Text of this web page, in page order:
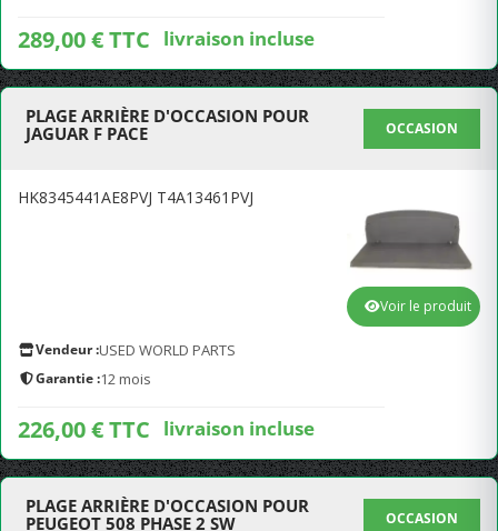
289,00 € TTC livraison incluse
PLAGE ARRIÈRE D'OCCASION POUR
JAGUAR F PACE
OCCASION
HK8345441AE8PVJ T4A13461PVJ
Vendeur :USED WORLD PARTS
Garantie :12 mois
226,00 € TTC livraison incluse
Voir le produit
PLAGE ARRIÈRE D'OCCASION POUR
PEUGEOT 508 PHASE 2 SW
OCCASION